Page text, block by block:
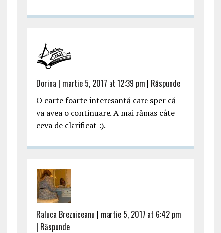
Dorina | martie 5, 2017 at 12:39 pm | Răspunde
O carte foarte interesantă care sper că
va avea o continuare. A mai rămas câte
ceva de clarificat :).
Raluca Brezniceanu | martie 5, 2017 at 6:42 pm
| Răspunde